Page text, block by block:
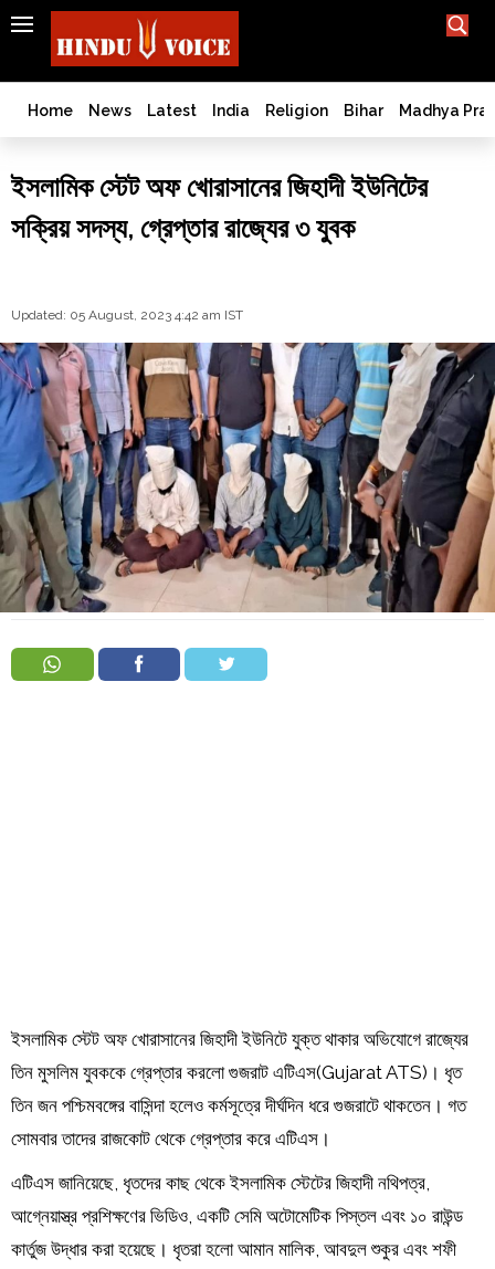
SEARCH
India
Bangladesh
West
World
History
Ghar
Wapsi
Politics
Law
&
Order
Hindu
Temples
Home News Latest India Religion Bihar Madhya
ইসলামিক স্টেট অফ খোরাসানের জিহাদী ইউনিটের
সক্রিয় সদস্য, গ্রেপ্তার রাজ্যের ৩ যুবক
Updated: 05 August, 2023 4:42 am IST
ইসলামিক স্টেট অফ খোরাসানের জিহাদী ইউনিটে যুক্ত থাকার অভিযোগে রাজ্যের
তিন মুসলিম যুবককে গ্রেপ্তার করলো গুজরাট এটিএস(Gujarat ATS)। ধৃত
তিন জন পশ্চিমবঙ্গের বাসিন্দা হলেও কর্মসূত্রে দীর্ঘদিন ধরে গুজরাটে থাকতেন। গত
সোমবার তাদের রাজকোট থেকে গ্রেপ্তার করে এটিএস।
এটিএস জানিয়েছে, ধৃতদের কাছ থেকে ইসলামিক স্টেটের জিহাদী নথিপত্র,
আগ্নেয়াস্ত্র প্রশিক্ষণের ভিডিও, একটি সেমি অটোমেটিক পিস্তল এবং ১০ রাউন্ড
কার্তুজ উদ্ধার করা হয়েছে। ধৃতরা হলো আমান মালিক, আবদুল শুকুর এবং শফী